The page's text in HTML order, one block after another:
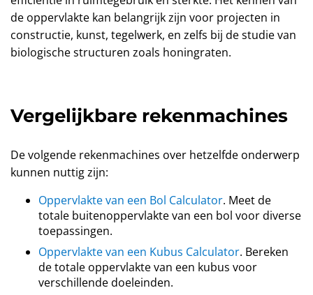
de oppervlakte kan belangrijk zijn voor projecten in
constructie, kunst, tegelwerk, en zelfs bij de studie van
biologische structuren zoals honingraten.
Vergelijkbare rekenmachines
De volgende rekenmachines over hetzelfde onderwerp
kunnen nuttig zijn:
Oppervlakte van een Bol Calculator. Meet de
totale buitenoppervlakte van een bol voor diverse
toepassingen.
Oppervlakte van een Kubus Calculator. Bereken
de totale oppervlakte van een kubus voor
verschillende doeleinden.